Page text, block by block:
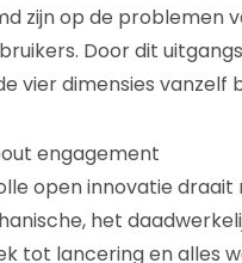
zijn op de problemen
Door dit
vier dimensies vanzelf
engagement
open innovatie draait
het
tot lancering en alles